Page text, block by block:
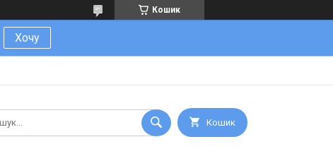
Кошик
Хочу
Кошик